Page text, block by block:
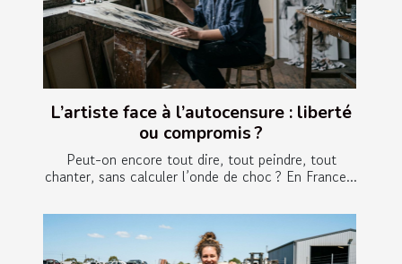
L’artiste face à l’autocensure : liberté
ou compromis ?
Peut-on encore tout dire, tout peindre, tout
chanter, sans calculer l’onde de choc ? En France...